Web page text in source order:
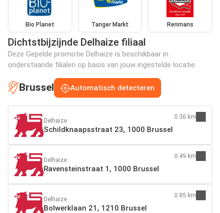
Bio Planet Tanger Markt Renmans
Dichtstbijzijnde Delhaize filiaal
Deze Gepelde promotie Delhaize is beschikbaar in
onderstaande filialen op basis van jouw ingestelde locatie:
Brussel Automatisch detecteren
Delhaize
Schildknaapsstraat 23, 1000 Brussel
0.30 km
Delhaize
Ravensteinstraat 1, 1000 Brussel
0.49 km
Delhaize
Bolwerklaan 21, 1210 Brussel
0.85 km